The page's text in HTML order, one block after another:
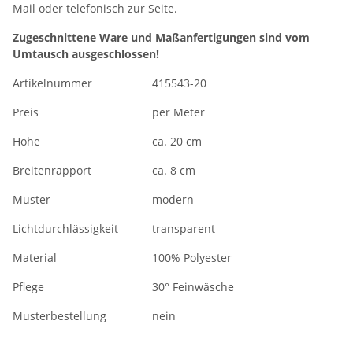
Mail oder telefonisch zur Seite.
Zugeschnittene Ware und Maßanfertigungen sind vom
Umtausch ausgeschlossen!
Artikelnummer
415543-20
Preis
per Meter
Höhe
ca. 20 cm
Breitenrapport
ca. 8 cm
Muster
modern
Lichtdurchlässigkeit
transparent
Material
100% Polyester
Pflege
30° Feinwäsche
Musterbestellung
nein